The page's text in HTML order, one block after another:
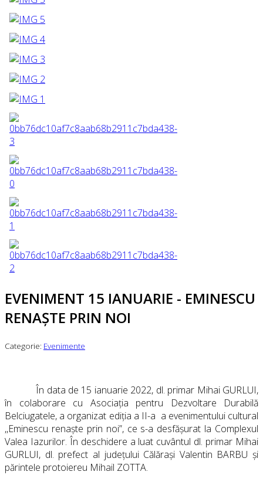
EVENIMENT 15 IANUARIE - EMINESCU
RENAȘTE PRIN NOI
Categorie: Evenimente
În data de 15 ianuarie 2022, dl. primar Mihai GURLUI,
în colaborare cu Asociația pentru Dezvoltare Durabilă
Belciugatele, a organizat ediția a II-a a evenimentului cultural
,,Eminescu renaște prin noi”, ce s-a desfășurat la Complexul
Valea Iazurilor. În deschidere a luat cuvântul dl. primar Mihai
GURLUI, dl. prefect al județului Călărași Valentin BARBU și
părintele protoiereu Mihail ZOTTA.